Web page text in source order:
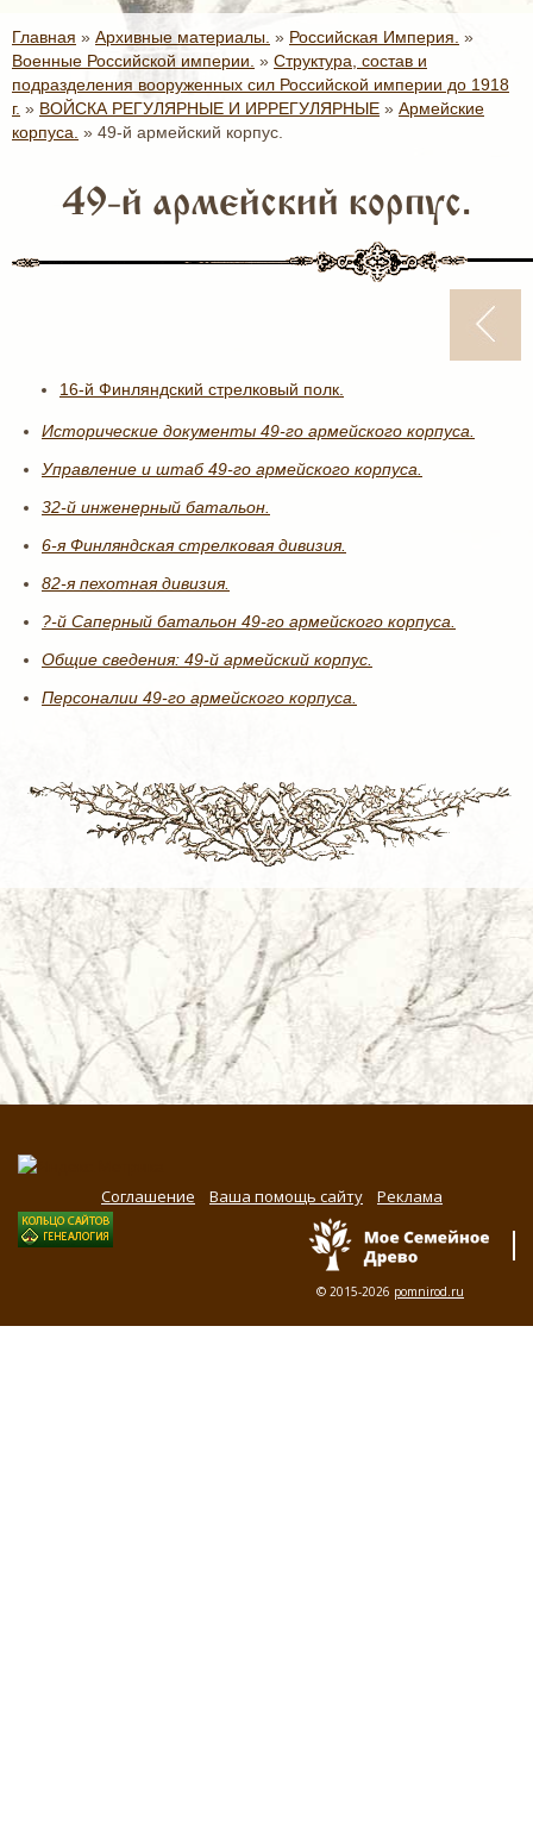
Главная » Архивные материалы. » Российская Империя. »
Военные Российской империи. » Структура, состав и
подразделения вооруженных сил Российской империи до 1918
г. » ВОЙСКА РЕГУЛЯРНЫЕ И ИРРЕГУЛЯРНЫЕ » Армейские
корпуса. » 49-й армейский корпус.
49-й армейский корпус.
16-й Финляндский стрелковый полк.
Исторические документы 49-го армейского корпуса.
Управление и штаб 49-го армейского корпуса.
32-й инженерный батальон.
6-я Финляндская стрелковая дивизия.
82-я пехотная дивизия.
?-й Саперный батальон 49-го армейского корпуса.
Общие сведения: 49-й армейский корпус.
Персоналии 49-го армейского корпуса.
Соглашение Ваша помощь сайту Реклама
© 2015-2026 pomnirod.ru